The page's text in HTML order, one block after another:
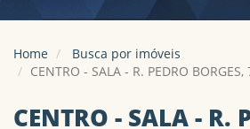
Home
Busca por imóveis
CENTRO - SALA - R. PEDRO
CENTRO - SALA - R.